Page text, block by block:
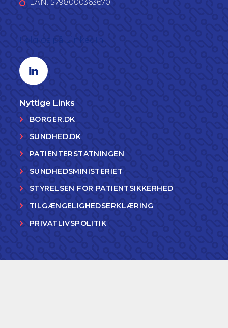
Linkedin profil
Nyttige Links
BORGER.DK
SUNDHED.DK
PATIENTERSTATNINGEN
SUNDHEDSMINISTERIET
STYRELSEN FOR PATIENTSIKKERHED
TILGÆNGELIGHEDSERKLÆRING
PRIVATLIVSPOLITIK